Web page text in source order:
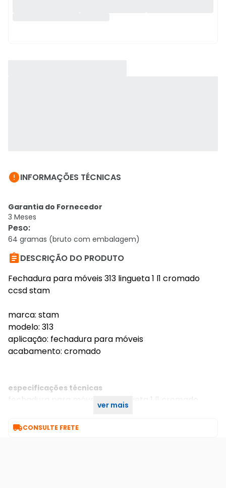
INFORMAÇÕES TÉCNICAS
Garantia do Fornecedor
3 Meses
Peso:
64 gramas (bruto com embalagem)
DESCRIÇÃO DO PRODUTO
Fechadura para móveis 313 lingueta 1 l1 cromado
ccsd stam
marca: stam
modelo: 313
aplicação: fechadura para móveis
acabamento: cromado
especificações técnicas
fechadura para móveis 313 lingueta 1 l1 cromado
ver mais
CONSULTE FRETE